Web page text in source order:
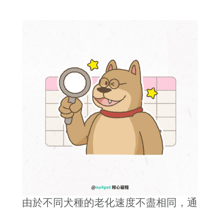
由於不同犬種的老化速度不盡相同，通